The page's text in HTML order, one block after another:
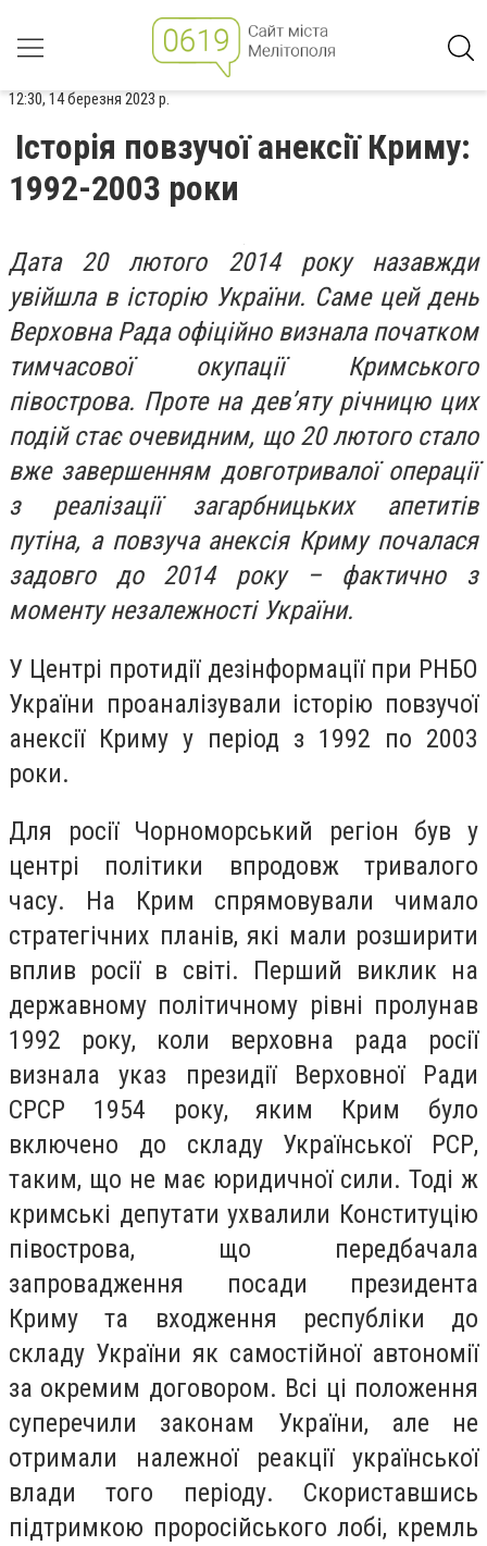
12:30, 14 березня 2023 р.
Історія повзучої анексії Криму:
1992-2003 роки
Дата 20 лютого 2014 року назавжди
увійшла в історію України. Саме цей день
Верховна Рада офіційно визнала початком
тимчасової окупації Кримського
півострова. Проте на дев’яту річницю цих
подій стає очевидним, що 20 лютого стало
вже завершенням довготривалої операції
з реалізації загарбницьких апетитів
путіна, а повзуча анексія Криму почалася
задовго до 2014 року – фактично з
моменту незалежності України.
У Центрі протидії дезінформації при РНБО
України проаналізували історію повзучої
анексії Криму у період з 1992 по 2003
роки.
Для росії Чорноморський регіон був у
центрі політики впродовж тривалого
часу. На Крим спрямовували чимало
стратегічних планів, які мали розширити
вплив росії в світі. Перший виклик на
державному політичному рівні пролунав
1992 року, коли верховна рада росії
визнала указ президії Верховної Ради
СРСР 1954 року, яким Крим було
включено до складу Української РСР,
таким, що не має юридичної сили. Тоді ж
кримські депутати ухвалили Конституцію
півострова, що передбачала
запровадження посади президента
Криму та входження республіки до
складу України як самостійної автономії
за окремим договором. Всі ці положення
суперечили законам України, але не
отримали належної реакції української
влади того періоду. Скориставшись
підтримкою проросійського лобі, кремль